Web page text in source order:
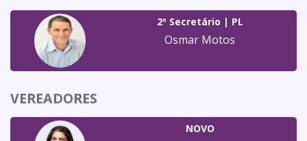
2º Secretário | PL
Osmar Motos
VEREADORES
NOVO